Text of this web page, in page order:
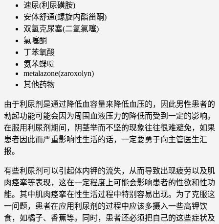
速尿(利尿磺胺)
安体舒通(螺旋内酯甾酮)
双氢克尿塞(二氢氯噻)
氯噻酮
丁苯氧酸
氨苯蝶啶
metalazone(zaroxolyn)
其他药物
由于利尿剂是通过降低血容量来降低血压的，因此男性患者的
勃起功能可能会因为周围血液压力的降低而受到一定的影响。
在服用利尿剂期间，阴茎举而不坚的现象往往很难避免，如果
患者因此而严重影响性生活的话，一定要勇于向主管医生汇
报。
有些利尿剂可以引起体内钾的流失，从而导致出现疲劳以及肌
肉痉挛等表现，这在一定程度上可能会影响患者的性欲和性功
能。其中肌肉痉挛在性生活过程中特别容易出现。为了克服这
一问题，患者在应用利尿剂的过程中应该多摄入一些高钾饮
食，如橘子、香蕉等。同时，患者还必须把自己的这些症状及